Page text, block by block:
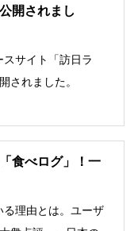
開されまし
サイト「訪日ラ
されました。
食べログ」！一
理由とは。ユーザ